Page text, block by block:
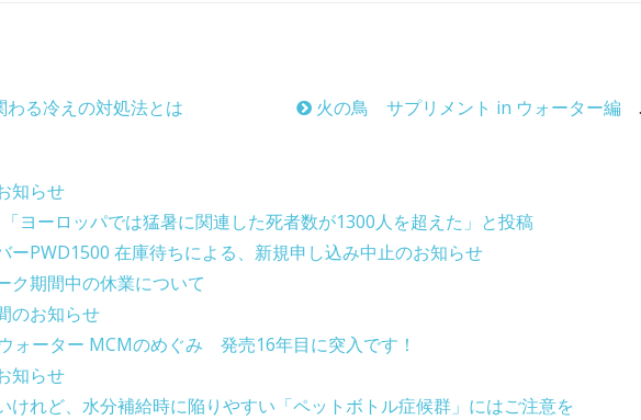
r
わる冷えの対処法とは 火の鳥 サプリメント in ウォーター編 抽選結果（2月11日（火・祝）大日本プロレス 後楽園ホール大会）
知らせ
ヨーロッパでは猛暑に関連した死者数が1300人を超えた」と投稿
ーPWD1500 在庫待ちによる、新規申し込み中止のお知らせ
ク期間中の休業について
のお知らせ
ォーター MCMのめぐみ 発売16年目に突入です！
知らせ
けれど、水分補給時に陥りやすい「ペットボトル症候群」にはご注意を